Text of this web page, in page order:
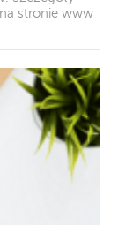
stronie www